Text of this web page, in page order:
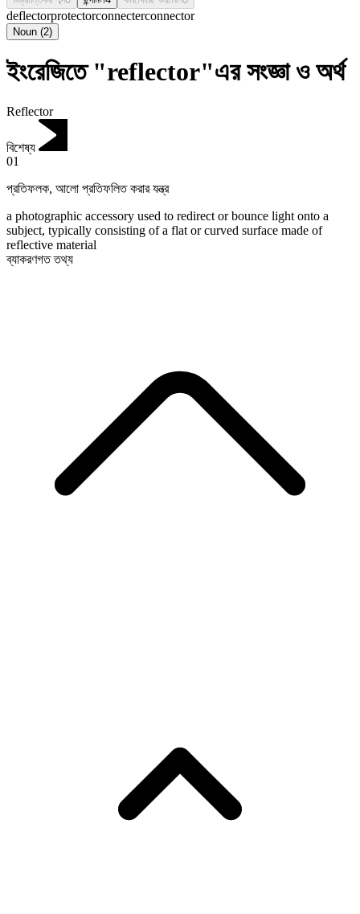
deflectorprotectorconnecterconnector
Noun (2)
ইংরেজিতে "reflector"এর সংজ্ঞা ও অর্থ
Reflector
বিশেষ্য
01
প্রতিফলক, আলো প্রতিফলিত করার যন্ত্র
a photographic accessory used to redirect or bounce light onto a
subject, typically consisting of a flat or curved surface made of
reflective material
ব্যাকরণগত তথ্য